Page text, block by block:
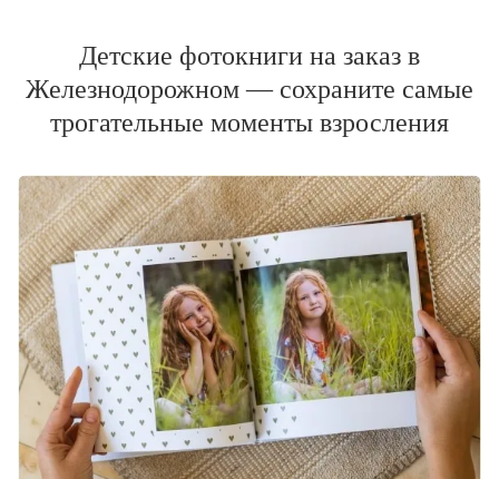
Детские фотокниги на заказ в
Железнодорожном — сохраните самые
трогательные моменты взросления